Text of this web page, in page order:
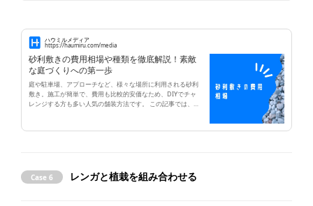
ハウミルメディア
https://haumiru.com/media
砂利敷きの費用相場や種類を徹底解説！素敵
な庭づくりへの第一歩
庭や駐車場、アプローチなど、様々な場所に利用される砂利
敷き。施工が簡単で、費用も比較的安価なため、DIYでチャ
レンジする方も多い人気の舗装方法です。 この記事では、砂
Case 6 レンガと植栽を組み合わせる